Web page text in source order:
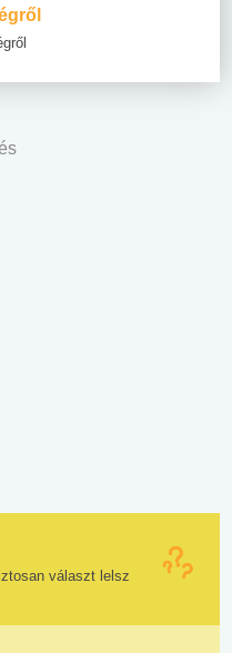
választ lelsz